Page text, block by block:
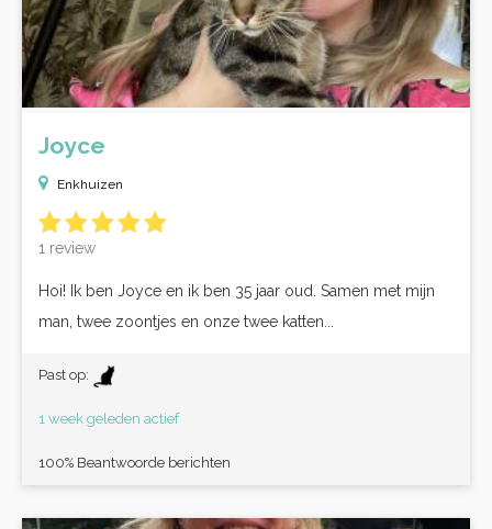
Joyce
Enkhuizen
1 review
Hoi! Ik ben Joyce en ik ben 35 jaar oud. Samen met mijn
man, twee zoontjes en onze twee katten...
Past op:
1 week geleden actief
100% Beantwoorde berichten